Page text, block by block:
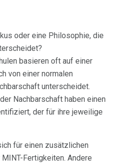
oder eine Philosophie, die
basieren oft auf einer
von einer normalen
unterscheidet.
Nachbarschaft haben einen
der für ihre jeweilige
für einen zusätzlichen
Fertigkeiten. Andere